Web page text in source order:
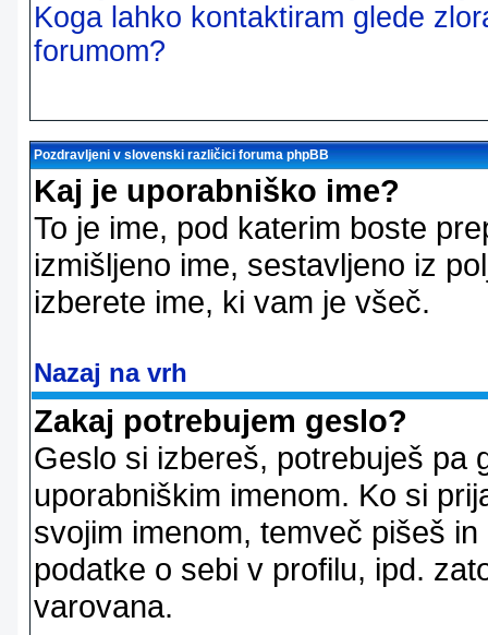
Koga lahko kontaktiram glede
forumom?
Pozdravljeni v slovenski različici foruma phpBB
Kaj je uporabniško ime?
To je ime, pod katerim boste
izmišljeno ime, sestavljeno iz
izberete ime, ki vam je všeč.
Nazaj na vrh
Zakaj potrebujem geslo?
Geslo si izbereš, potrebuješ pa
uporabniškim imenom. Ko si
svojim imenom, temveč pišeš
podatke o sebi v profilu, ipd.
varovana.